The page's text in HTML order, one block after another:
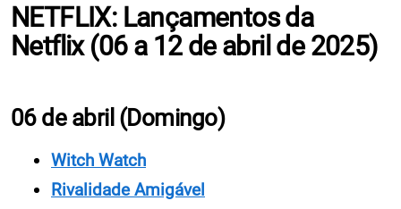
NETFLIX: Lançamentos da
Netflix (06 a 12 de abril de 2025)
06 de abril (Domingo)
Witch Watch
Rivalidade Amigável